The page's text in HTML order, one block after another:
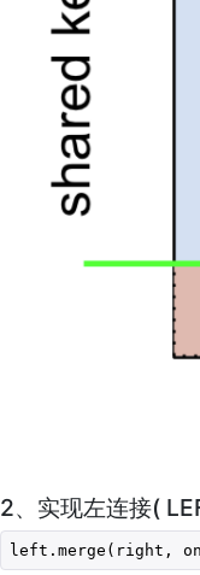
2、实现左连接(
left.merge(right,